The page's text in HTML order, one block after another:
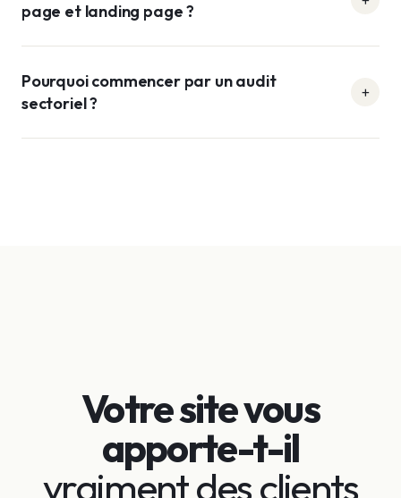
page et landing page ?
Pourquoi commencer par un audit
sectoriel ?
Votre site vous
apporte-t-il
vraiment des clients